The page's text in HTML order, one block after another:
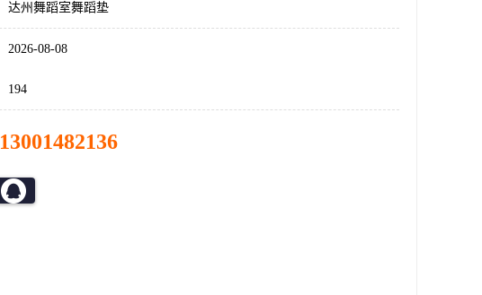
达州舞蹈室舞蹈垫
2026-08-08
194
13001482136